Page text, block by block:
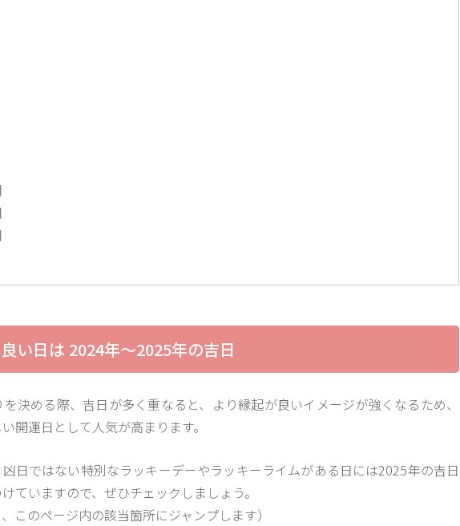
い日は 2024年〜2025年の吉日
決める際、吉日が多く重なると、より縁起が良いイメージが強くなるため、
開運日として人気が高まります。
日ではない特別なラッキーデーやラッキーライムがある日には2025年の吉日
ていますので、ぜひチェックしましょう。
このページ内の該当箇所にジャンプします）